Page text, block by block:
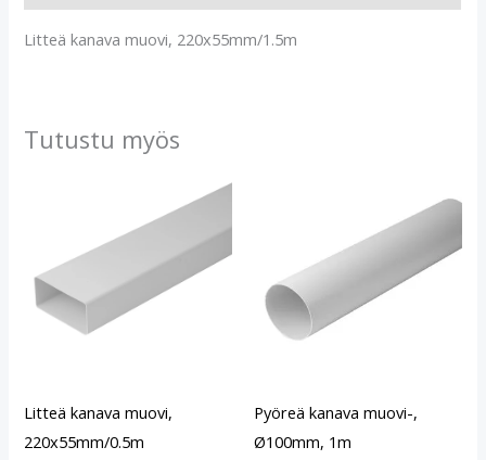
Litteä kanava muovi, 220x55mm/1.5m
Tutustu myös
Litteä kanava muovi,
220x55mm/0.5m
Pyöreä kanava muovi-,
Ø100mm, 1m